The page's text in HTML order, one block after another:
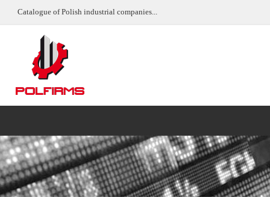
Catalogue of Polish industrial companies...